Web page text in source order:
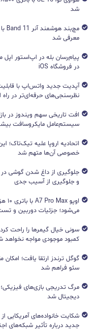
شد
معرفی شد
پیام‌رسان بله در اپ‌استور
در فروشگاه iOS
نظرسنجی‌های حرفه‌ای‌تر در
افت تاریخی سهم ویندوز در
سیستم‌عامل مایکروسافت
اتحادیه اروپا علیه تیک‌تاک؛
خصوصی آن‌ها متهم شد
جلوگیری از داغ شدن گوشی در
و جلوگیری از آسیب جدی
می‌شود؛ جزئیات دوربین و
کمبود موجودی مواجه نخواهد
سئو فراهم شد
دیجیتال شد
شکایت خانواده‌های آمریکایی
جدید درباره تأثیر شبکه‌های